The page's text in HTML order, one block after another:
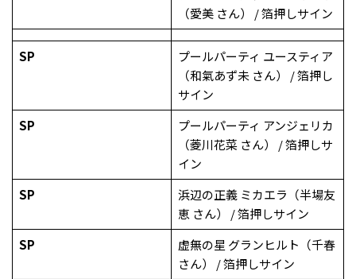
（愛美 さん） / 箔押しサイン
SP
プールパーティ ユースティア
（和氣あず未 さん） / 箔押し
サイン
SP
プールパーティ アンジェリカ
（菱川花菜 さん） / 箔押しサ
イン
SP
浜辺の正義 ミカエラ（半場友
恵 さん） / 箔押しサイン
SP
虚無の星 グランヒルト（千春
さん） / 箔押しサイン